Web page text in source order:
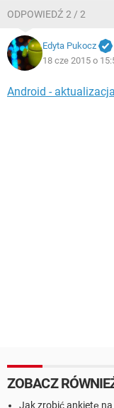
ODPOWIEDŹ 2 / 2
Edyta Pukocz
18 cze 2015 o
Android -
ZOBACZ
Jak zrobić ankietę